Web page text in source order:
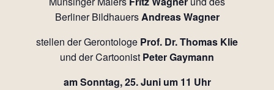
Berliner BildhauersAndreas Wagner
stellen der Gerontologe Prof. Dr. Thomas Klie
und der Cartoonist Peter Gaymann
am Sonntag, 25. Juni um 11 Uhr